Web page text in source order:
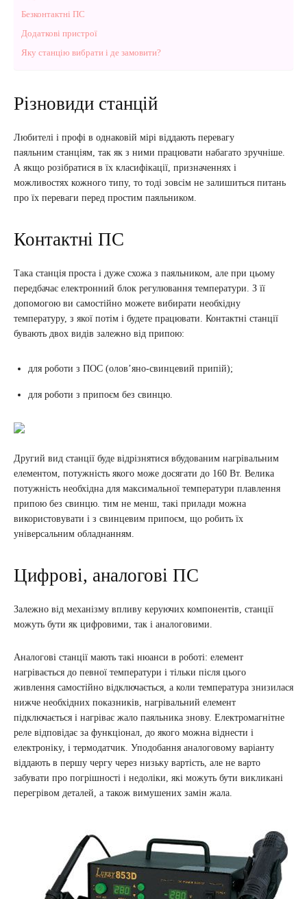
Безконтактні ПС
Додаткові пристрої
Яку станцію вибрати і де замовити?
Різновиди станцій
Любителі і профі в однаковій мірі віддають перевагу
паяльним станціям, так як з ними працювати набагато зручніше.
А якщо розібратися в їх класифікації, призначеннях і
можливостях кожного типу, то тоді зовсім не залишиться питань
про їх переваги перед простим паяльником.
Контактні ПС
Така станція проста і дуже схожа з паяльником, але при цьому
передбачає електронний блок регулювання температури. З її
допомогою ви самостійно можете вибирати необхідну
температуру, з якої потім і будете працювати. Контактні станції
бувають двох видів залежно від припою:
для роботи з ПОС (олов’яно-свинцевий припій);
для роботи з припоєм без свинцю.
Другий вид станції буде відрізнятися вбудованим нагрівальним
елементом, потужність якого може досягати до 160 Вт. Велика
потужність необхідна для максимальної температури плавлення
припою без свинцю. тим не менш, такі прилади можна
використовувати і з свинцевим припоєм, що робить їх
універсальним обладнанням.
Цифрові, аналогові ПС
Залежно від механізму впливу керуючих компонентів, станції
можуть бути як цифровими, так і аналоговими.
Аналогові станції мають такі нюанси в роботі: елемент
нагрівається до певної температури і тільки після цього
живлення самостійно відключається, а коли температура знизилася
нижче необхідних показників, нагрівальний елемент
підключається і нагріває жало паяльника знову. Електромагнітне
реле відповідає за функціонал, до якого можна віднести і
електроніку, і термодатчик. Уподобання аналоговому варіанту
віддають в першу чергу через низьку вартість, але не варто
забувати про погрішності і недоліки, які можуть бути викликані
перегрівом деталей, а також вимушених замін жала.